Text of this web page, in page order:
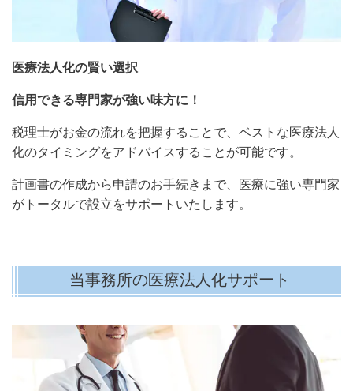
医療法人化の賢い選択
信用できる専門家が強い味方に！
税理士がお金の流れを把握することで、ベストな医療法人
化のタイミングをアドバイスすることが可能です。
計画書の作成から申請のお手続きまで、医療に強い専門家
がトータルで設立をサポートいたします。
当事務所の医療法人化サポート